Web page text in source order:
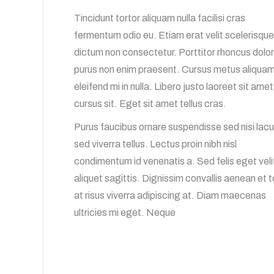
Tincidunt tortor aliquam nulla facilisi cras
fermentum odio eu. Etiam erat velit
dictum non consectetur. Porttitor rhoncus dolor
purus non enim praesent. Cursus metus
eleifend mi in nulla. Libero justo laoreet sit amet
cursus sit. Eget sit amet tellus cras.
Purus faucibus ornare suspendisse sed nisi
sed viverra tellus. Lectus proin nibh nisl
condimentum id venenatis a. Sed felis eget
aliquet sagittis. Dignissim convallis aenean et
at risus viverra adipiscing at. Diam maecenas
ultricies mi eget. Neque